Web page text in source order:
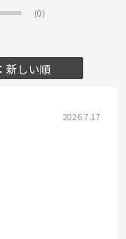
(0)
新しい順
2026.7.17